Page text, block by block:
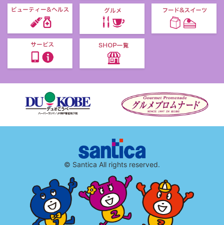
© Santica All rights reserved.